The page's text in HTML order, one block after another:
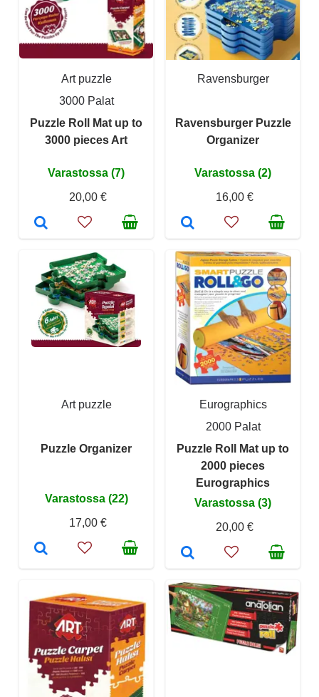
Art puzzle
3000 Palat
Puzzle Roll Mat up to
3000 pieces Art
Varastossa (7)
20,00 €
Ravensburger
Ravensburger Puzzle
Organizer
Varastossa (2)
16,00 €
Art puzzle
Puzzle Organizer
Varastossa (22)
17,00 €
Eurographics
2000 Palat
Puzzle Roll Mat up to
2000 pieces
Eurographics
Varastossa (3)
20,00 €